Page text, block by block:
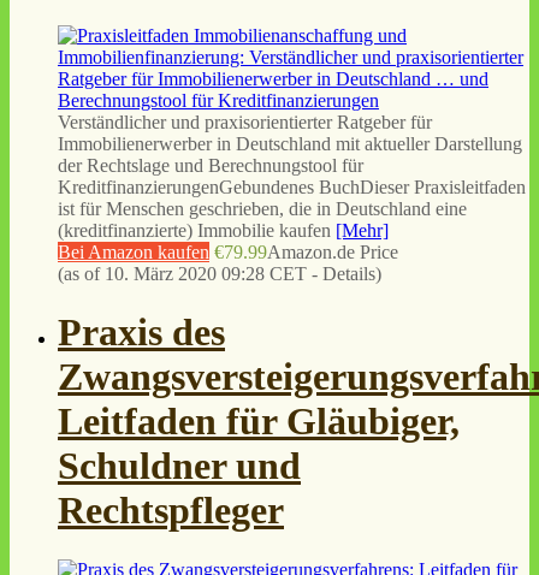
Verständlicher und praxisorientierter Ratgeber für
Immobilienerwerber in Deutschland mit aktueller Darstellung
der Rechtslage und Berechnungstool für
KreditfinanzierungenGebundenes BuchDieser Praxisleitfaden
ist für Menschen geschrieben, die in Deutschland eine
(kreditfinanzierte) Immobilie kaufen [Mehr]
Bei Amazon kaufen €79.99Amazon.de Price
(as of 10. März 2020 09:28 CET - Details)
Praxis des
Leitfaden für Gläubiger,
Schuldner und
Rechtspfleger